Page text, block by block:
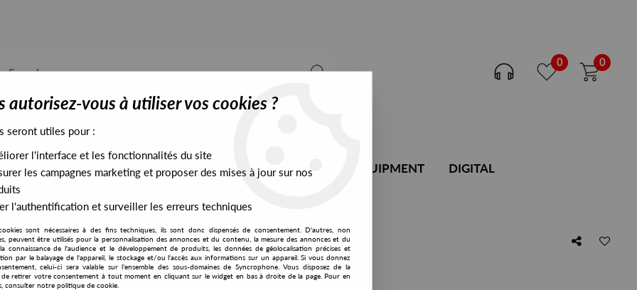
0 0
STOCK EXCLUSIVES PRESALES EXCLUSIVES DJ EQUIPMENT DIGITAL
Clone Classic Cuts
Jovonn
House ALa Carte
autorisez-vous à utiliser vos cookies ?
seront utiles pour :
l'interface et les fonctionnalités du site
les campagnes marketing et proposer des mises à jour sur nos
l'authentification et surveiller les erreurs techniques
sont nécessaires à des fins techniques, ils sont donc dispensés de consentement. D'autres, non
peuvent être utilisés pour la personnalisation des annonces et du contenu, la mesure des annonces et du
connaissance de l'audience et le développement de produits, les données de géolocalisation précises et
par le balayage de l'appareil, le stockage et/ou l'accès aux informations sur un appareil. Si vous donnez
celui-ci sera valable sur l’ensemble des sous-domaines de Syncrophone. Vous disposez de la
de retirer votre consentement à tout moment en cliquant sur le widget en bas à droite de la page. Pour en
consulter notre politique de cookie.